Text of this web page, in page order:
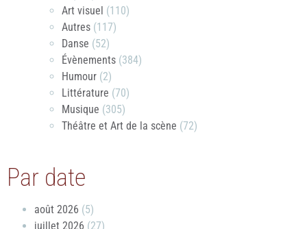
Art visuel (110)
Autres (117)
Danse (52)
Évènements (384)
Humour (2)
Littérature (70)
Musique (305)
Théâtre et Art de la scène (72)
Par date
août 2026 (5)
juillet 2026 (27)